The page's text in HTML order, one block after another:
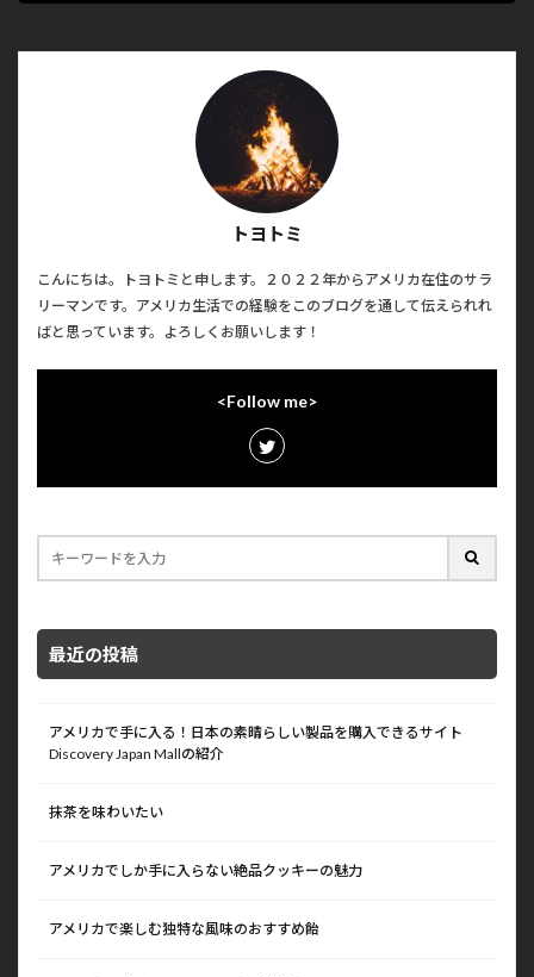
トヨトミ
こんにちは。トヨトミと申します。２０２２年からアメリカ在住のサラ
リーマンです。アメリカ生活での経験をこのブログを通して伝えられれ
ばと思っています。よろしくお願いします！
<Follow me>
最近の投稿
アメリカで手に入る！日本の素晴らしい製品を購入できるサイト
Discovery Japan Mallの紹介
抹茶を味わいたい
アメリカでしか手に入らない絶品クッキーの魅力
アメリカで楽しむ独特な風味のおすすめ飴